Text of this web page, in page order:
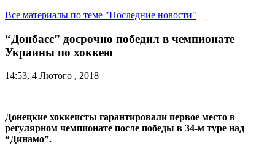
Все материалы по теме "Последние новости"
“Донбасс” досрочно победил в чемпионате
Украины по хоккею
14:53, 4 Лютого , 2018
Донецкие хоккеисты гарантировали первое место в
регулярном чемпионате после победы в 34-м туре над
“Динамо”.